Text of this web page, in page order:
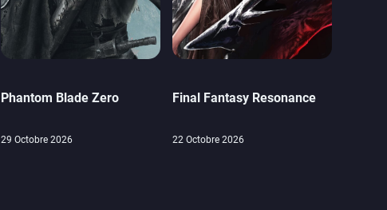
Phantom Blade Zero
29 Octobre 2026
Final Fantasy Resonance
22 Octobre 2026